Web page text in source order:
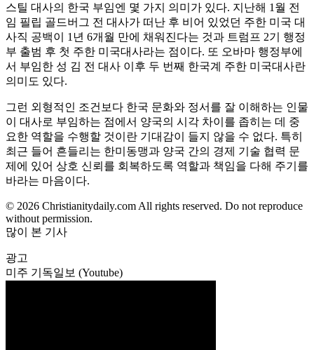
스틸 대사의 한국 부임엔 몇 가지 의미가 있다. 지난해 1월 전
임 필립 골드버그 전 대사가 떠난 후 비어 있었던 주한 미국 대
사직 공백이 1년 6개월 만에 채워진다는 것과 트럼프 2기 행정
부 출범 후 첫 주한 미국대사라는 점이다. 또 오바마 행정부에
서 부임한 성 김 전 대사 이후 두 번째 한국계 주한 미국대사란
의미도 있다.
그런 외형적인 조건보다 한국 문화와 정서를 잘 이해하는 인물
이 대사로 부임하는 점에서 양국의 시각 차이를 좁히는 데 중
요한 역할을 수행할 것이란 기대감이 들지 않을 수 없다. 특히
최근 들어 흔들리는 한미동맹과 양국 간의 경제 기술 협력 문
제에 있어 상호 신뢰를 회복하도록 역할과 책임을 다해 주기를
바라는 마음이다.
© 2026 Christianitydaily.com All rights reserved. Do not reproduce
without permission.
많이 본 기사
광고
미주 기독일보 (Youtube)